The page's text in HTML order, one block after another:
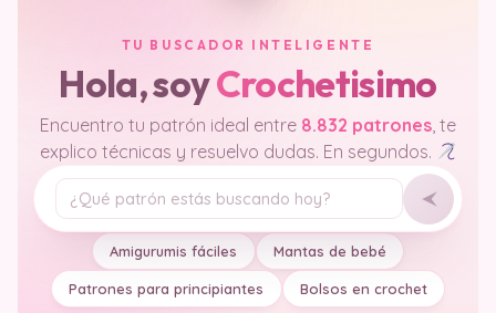
TU BUSCADOR INTELIGENTE
Hola, soyCrochetisimo
Encuentro tu patrón ideal entre 8.832 patrones, te
explico técnicas y resuelvo dudas. En segundos.
Tu pregunta
Amigurumis fáciles Mantas de bebé
Patrones para principiantes Bolsos en crochet